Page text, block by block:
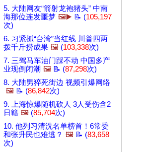
5. 大陆网友“箭射龙袍猪头” 中南
海那位连发噩梦 🖼️▶️ 📝 (105,197
次)
6. 习紧抓“台湾”当红线 川普四两
拨千斤捞成果 🖼️ (103,338次)
7. 三驾马车油门踩不动 中国多产
业现倒闭潮 🖼️ 📝 (87,298次)
8. 大陆男猝死街边 视频引爆网络
🖼️ 📝 (86,842次)
9. 上海惊爆随机砍人 3人受伤含2
日籍 🖼️ (85,704次)
10. 他列习清洗名单榜首！6常委
和张升民也难逃？ 🖼️ 📝 (83,658
次)